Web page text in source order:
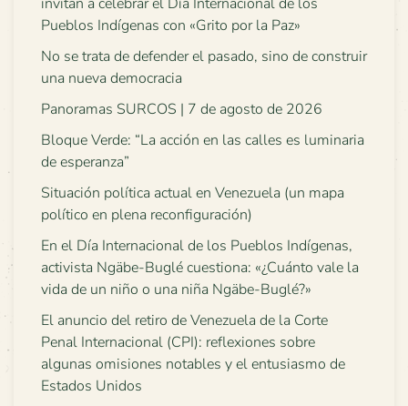
invitan a celebrar el Día Internacional de los
Pueblos Indígenas con «Grito por la Paz»
No se trata de defender el pasado, sino de construir
una nueva democracia
Panoramas SURCOS | 7 de agosto de 2026
Bloque Verde: “La acción en las calles es luminaria
de esperanza”
Situación política actual en Venezuela (un mapa
político en plena reconfiguración)
En el Día Internacional de los Pueblos Indígenas,
activista Ngäbe-Buglé cuestiona: «¿Cuánto vale la
vida de un niño o una niña Ngäbe-Buglé?»
El anuncio del retiro de Venezuela de la Corte
Penal Internacional (CPI): reflexiones sobre
algunas omisiones notables y el entusiasmo de
Estados Unidos